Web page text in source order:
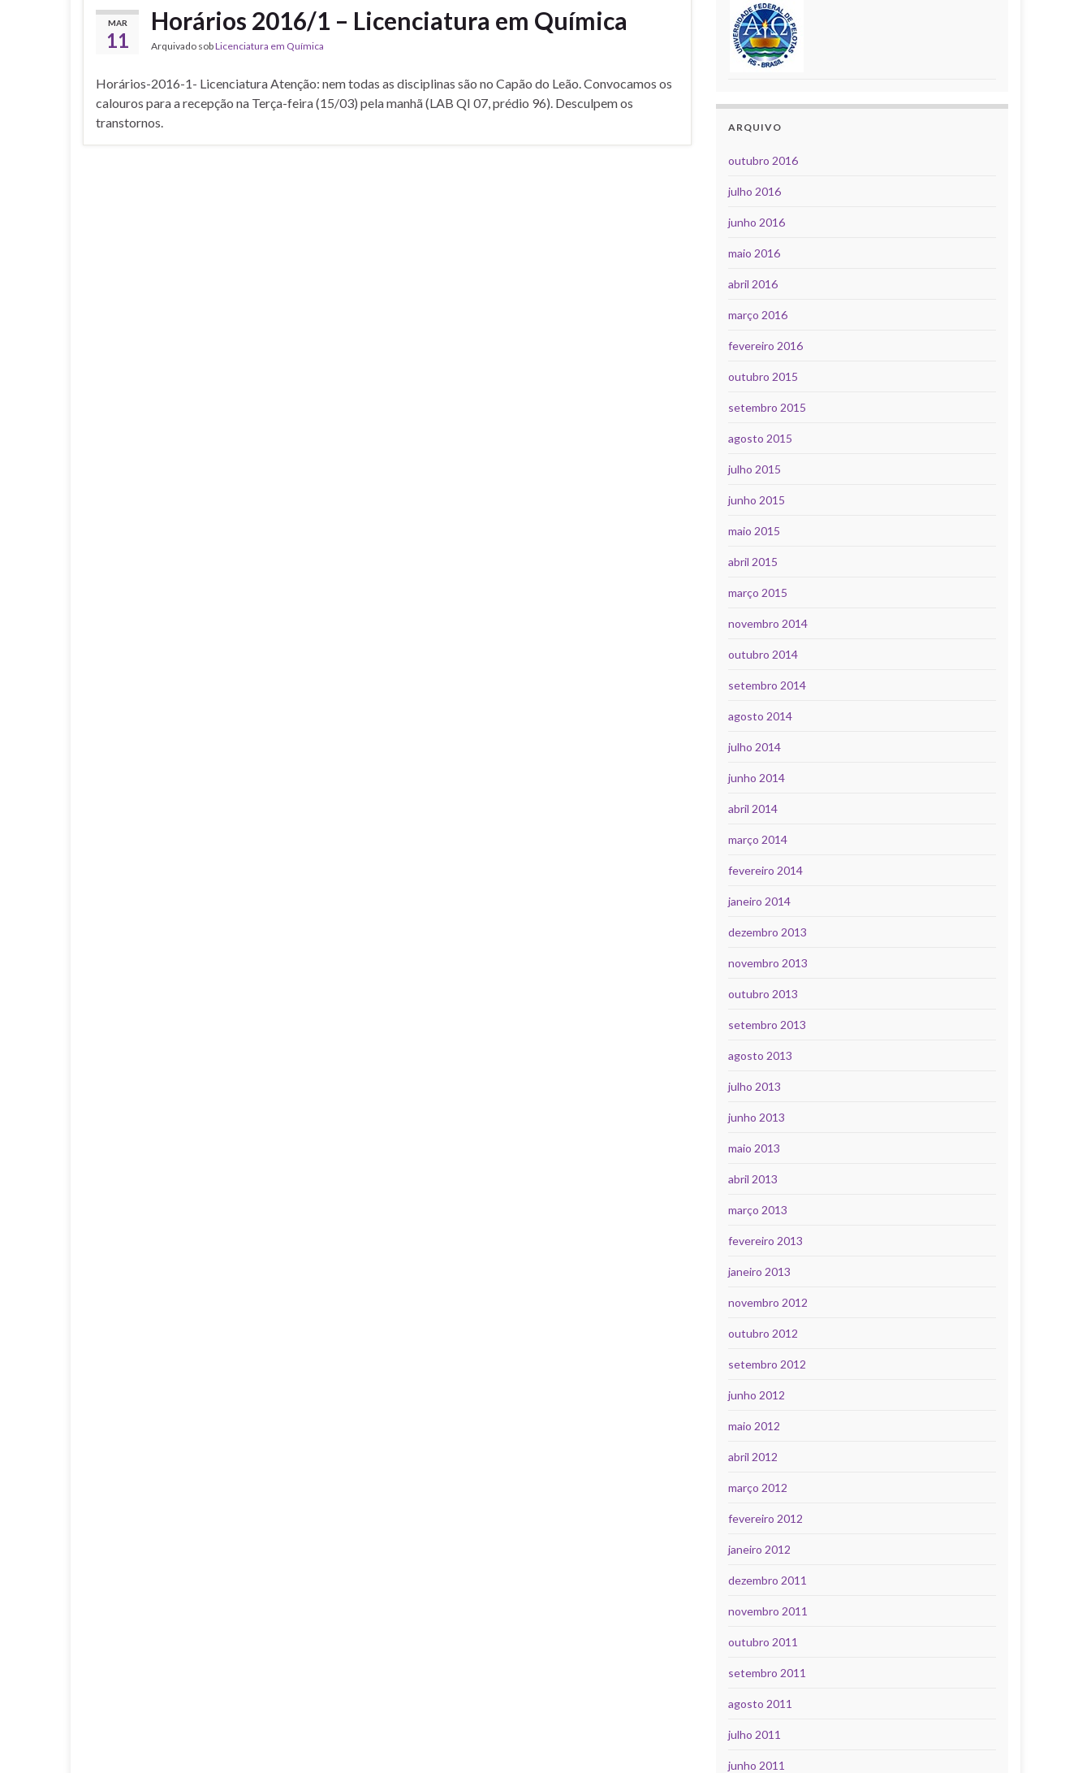
MAR
11
Horários 2016/1 – Licenciatura em Química
Arquivado sobLicenciatura em Química
Horários-2016-1- Licenciatura Atenção: nem todas as disciplinas são no Capão do Leão. Convocamos os
calouros para a recepção na Terça-feira (15/03) pela manhã (LAB QI 07, prédio 96). Desculpem os
transtornos.
ARQUIVO
outubro 2016
julho 2016
junho 2016
maio 2016
abril 2016
março 2016
fevereiro 2016
outubro 2015
setembro 2015
agosto 2015
julho 2015
junho 2015
maio 2015
abril 2015
março 2015
novembro 2014
outubro 2014
setembro 2014
agosto 2014
julho 2014
junho 2014
abril 2014
março 2014
fevereiro 2014
janeiro 2014
dezembro 2013
novembro 2013
outubro 2013
setembro 2013
agosto 2013
julho 2013
junho 2013
maio 2013
abril 2013
março 2013
fevereiro 2013
janeiro 2013
novembro 2012
outubro 2012
setembro 2012
junho 2012
maio 2012
abril 2012
março 2012
fevereiro 2012
janeiro 2012
dezembro 2011
novembro 2011
outubro 2011
setembro 2011
agosto 2011
julho 2011
junho 2011